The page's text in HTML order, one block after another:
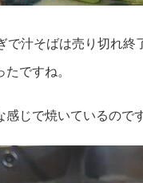
で汁そばは売り切れ
ですね。
じで焼いているのです